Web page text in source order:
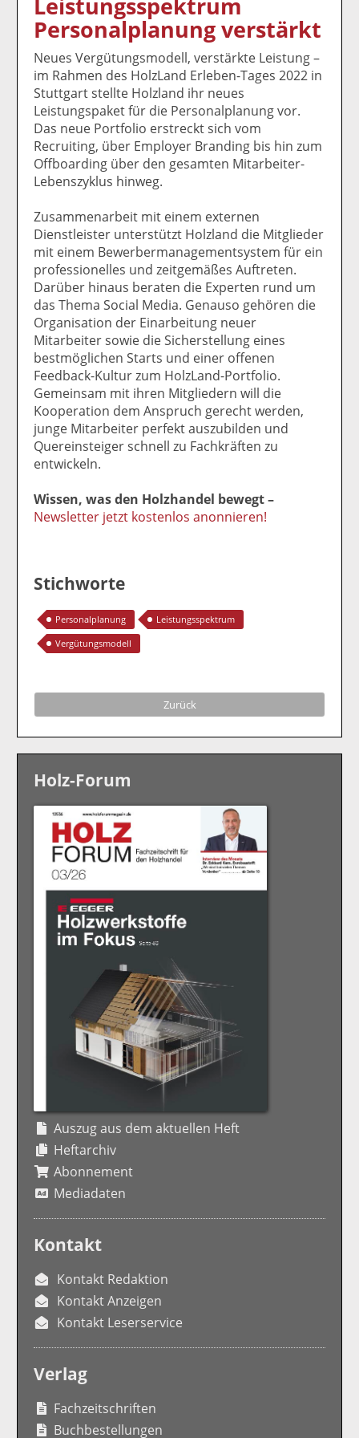
el
a
uf
F
e
b
o
o
il
e
n
el
t
wi
tt
n
el
a
uf
Li
k
di
n
n
el
p
er
E
ai
v
er
e
n
el
D
ru
ck
Personalplanung verstärkt
Neues Vergütungsmodell, verstärkte Leistung –
im Rahmen des HolzLand Erleben-Tages 2022 in
Stuttgart stellte Holzland ihr neues
Leistungspaket für die Personalplanung vor.
Das neue Portfolio erstreckt sich vom
Recruiting, über Employer Branding bis hin zum
Offboarding über den gesamten Mitarbeiter-
Lebenszyklus hinweg.
Zusammenarbeit mit einem externen
Dienstleister unterstützt Holzland die Mitglieder
mit einem Bewerbermanagementsystem für ein
professionelles und zeitgemäßes Auftreten.
Darüber hinaus beraten die Experten rund um
das Thema Social Media. Genauso gehören die
Organisation der Einarbeitung neuer
Mitarbeiter sowie die Sicherstellung eines
bestmöglichen Starts und einer offenen
Feedback-Kultur zum HolzLand-Portfolio.
Gemeinsam mit ihren Mitgliedern will die
Kooperation dem Anspruch gerecht werden,
junge Mitarbeiter perfekt auszubilden und
Quereinsteiger schnell zu Fachkräften zu
entwickeln.
Wissen, was den Holzhandel bewegt –
Newsletter jetzt kostenlos anonnieren!
Stichworte
Personalplanung
Leistungsspektrum
Vergütungsmodell
Zurück
Holz-Forum
Auszug aus dem aktuellen Heft
Heftarchiv
Abonnement
Mediadaten
Kontakt
Kontakt Redaktion
Kontakt Anzeigen
Kontakt Leserservice
Verlag
Fachzeitschriften
Buchbestellungen